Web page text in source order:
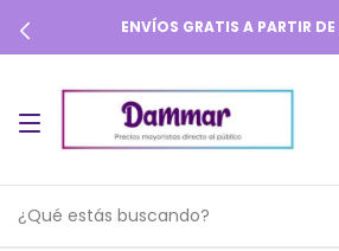
ENVÍOS GRATIS A PARTIR